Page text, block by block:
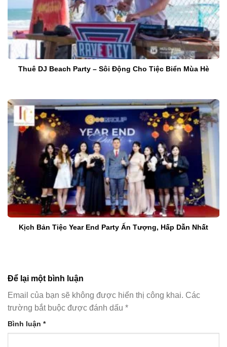
Thuê DJ Beach Party – Sôi Động Cho Tiệc Biển Mùa Hè
Kịch Bản Tiệc Year End Party Ấn Tượng, Hấp Dẫn Nhất
Để lại một bình luận
Email của bạn sẽ không được hiển thị công khai. Các
trường bắt buộc được đánh dấu *
Bình luận *